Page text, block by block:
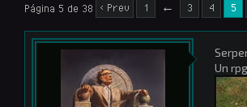
Página 5 de 38 < Prev 1 ← 3 4 5
Un